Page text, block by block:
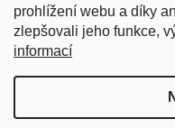
prohlížení webu a díky
zlepšovali jeho funkce,
informací